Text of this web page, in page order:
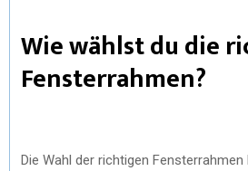
Wie wählst du die
Fensterrahmen?
Die Wahl der richtigen